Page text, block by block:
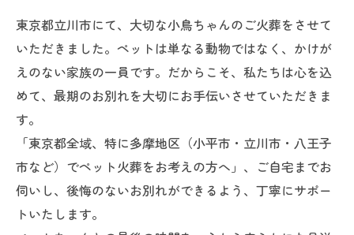
東京都立川市にて、大切な小鳥ちゃんのご火葬をさせて
いただきました。ペットは単なる動物ではなく、かけが
えのない家族の一員です。だからこそ、私たちは心を込
めて、最期のお別れを大切にお手伝いさせていただきま
す。
「東京都全域、特に多摩地区（小平市・立川市・八王子
市など）でペット火葬をお考えの方へ」、ご自宅までお
伺いし、後悔のないお別れができるよう、丁寧にサポー
トいたします。